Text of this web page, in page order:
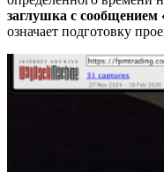
заглушка с сообщением
означает подготовку